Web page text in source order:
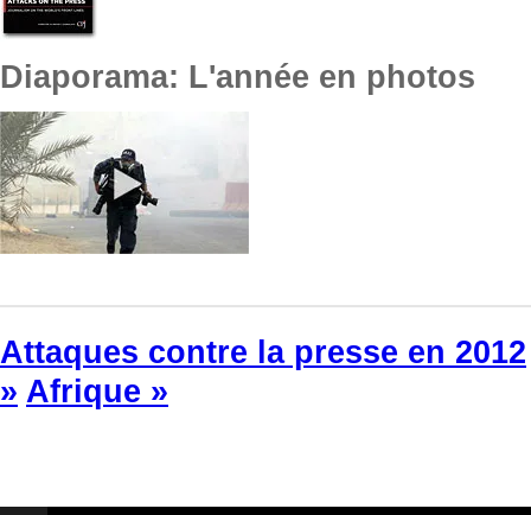
Diaporama: L'année en photos
Attaques contre la presse en 2012
» Afrique »